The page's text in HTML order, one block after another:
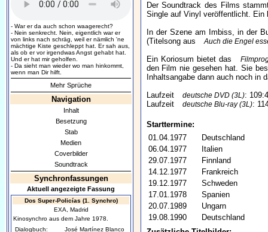
- War er da auch schon waagerecht?
- Nein senkrecht. Nein, eigentlich war er
von links nach schräg, weil er nämlich 'ne
mächtige Kiste geschleppt hat. Er sah aus,
als ob er vor irgendwas Angst gehabt hat.
Und er hat mir geholfen.
- Da sieht man wieder wo man hinkommt,
wenn man Dir hilft.
Mehr Sprüche
Navigation
Inhalt
Besetzung
Stab
Medien
Coverbilder
Soundtrack
Synchronfassungen
Aktuell angezeigte Fassung
Dos Super-Policías (1. Synchro)
EXA, Madrid
Kinosynchro aus dem Jahre 1978.
Dialogbuch:
José Martínez Blanco
Der Soundtrack des Films
Single auf Vinyl veröffentlicht. Ein
In der Szene am Imbiss, in der
(Titelsong aus
Auch die Engel
Ein Koriosum bietet das
den Film nie gesehen hat. Sie
Inhaltsangabe dann auch noch in
Laufzeit
deutsche DVD (3L):
Laufzeit
deutsche Blu-ray (3L):
Starttermine:
01.04.1977
Deutschland
06.04.1977
Italien
29.07.1977
Finnland
14.12.1977
Frankreich
19.12.1977
Schweden
17.01.1978
Spanien
20.07.1989
Ungarn
19.08.1990
Deutschland